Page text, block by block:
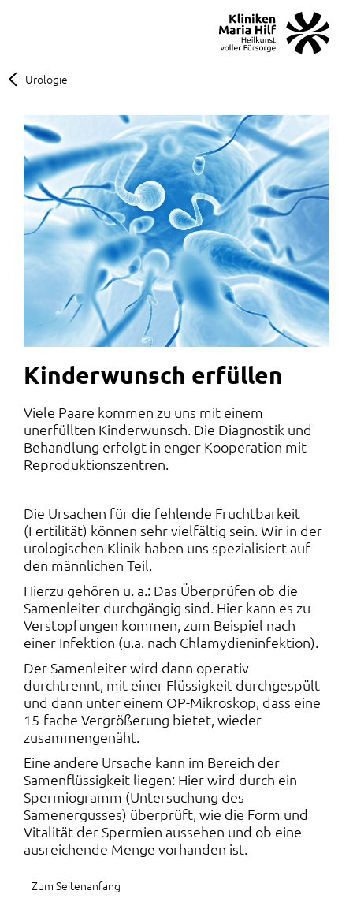
Urologie
Kinderwunsch erfüllen
Viele Paare kommen zu uns mit einem
unerfüllten Kinderwunsch. Die Diagnostik und
Behandlung erfolgt in enger Kooperation mit
Reproduktionszentren.
Die Ursachen für die fehlende Fruchtbarkeit
(Fertilität) können sehr vielfältig sein. Wir in der
urologischen Klinik haben uns spezialisiert auf
den männlichen Teil.
Hierzu gehören u. a.: Das Überprüfen ob die
Samenleiter durchgängig sind. Hier kann es zu
Verstopfungen kommen, zum Beispiel nach
einer Infektion (u.a. nach Chlamydieninfektion).
Der Samenleiter wird dann operativ
durchtrennt, mit einer Flüssigkeit durchgespült
und dann unter einem OP-Mikroskop, dass eine
15-fache Vergrößerung bietet, wieder
zusammengenäht.
Eine andere Ursache kann im Bereich der
Samenflüssigkeit liegen: Hier wird durch ein
Spermiogramm (Untersuchung des
Samenergusses) überprüft, wie die Form und
Vitalität der Spermien aussehen und ob eine
ausreichende Menge vorhanden ist.
Zum Seitenanfang